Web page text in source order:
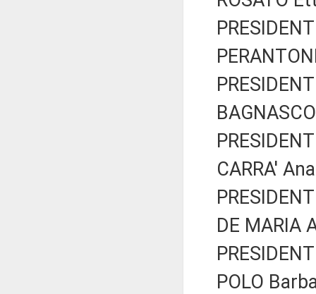
CARRA'
DE MARIA
POLO